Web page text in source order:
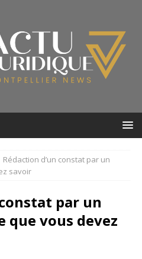
Rédaction d’un constat par un
savoir
par un
que vous devez